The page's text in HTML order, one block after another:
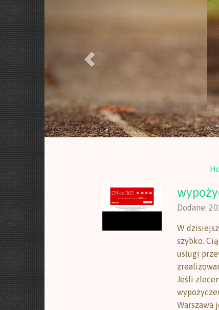
Dodane:
W
szybko.
usługi
Jeśli
Warszawa